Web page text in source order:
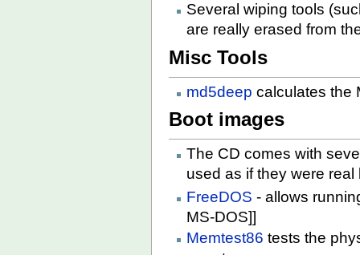
Several wiping tools
are really erased from
Misc Tools
md5deep calculates the
Boot images
The CD comes with
used as if they were
FreeDOS - allows
MS-DOS]]
Memtest86 tests the